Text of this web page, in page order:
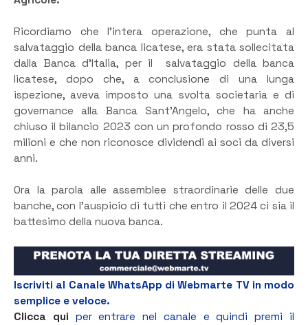
Ricordiamo che l’intera operazione, che punta al
salvataggio della banca licatese, era stata sollecitata
dalla Banca d’Italia, per il salvataggio della banca
licatese, dopo che, a conclusione di una lunga
ispezione, aveva imposto una svolta societaria e di
governance alla Banca Sant’Angelo, che ha anche
chiuso il bilancio 2023 con un profondo rosso di 23,5
milioni e che non riconosce dividendi ai soci da diversi
anni.
Ora la parola alle assemblee straordinarie delle due
banche, con l’auspicio di tutti che entro il 2024 ci sia il
battesimo della nuova banca.
Iscriviti al Canale WhatsApp di Webmarte TV in modo
semplice e veloce.
Clicca qui per entrare nel canale e quindi premi il